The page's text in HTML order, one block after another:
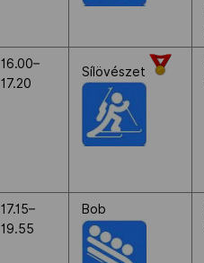
16.00–
17.20
Sílövészet
17.15–
19.55
Bob